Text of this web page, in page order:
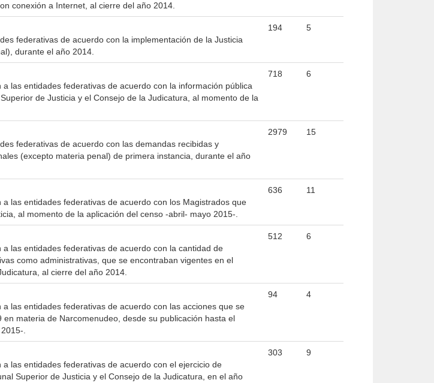
conexión a Internet, al cierre del año 2014.
federativas de acuerdo con la implementación de la Justicia
durante el año 2014.
194 5
las entidades federativas de acuerdo con la información pública
de Justicia y el Consejo de la Judicatura, al momento de la
718 6
federativas de acuerdo con las demandas recibidas y
(excepto materia penal) de primera instancia, durante el año
2979 15
las entidades federativas de acuerdo con los Magistrados que
al momento de la aplicación del censo -abril- mayo 2015-.
636 11
las entidades federativas de acuerdo con la cantidad de
como administrativas, que se encontraban vigentes en el
al cierre del año 2014.
512 6
las entidades federativas de acuerdo con las acciones que se
materia de Narcomenudeo, desde su publicación hasta el
.
94 4
las entidades federativas de acuerdo con el ejercicio de
Superior de Justicia y el Consejo de la Judicatura, en el año
303 9